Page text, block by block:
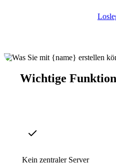
Wichtige
Kein zentraler Server